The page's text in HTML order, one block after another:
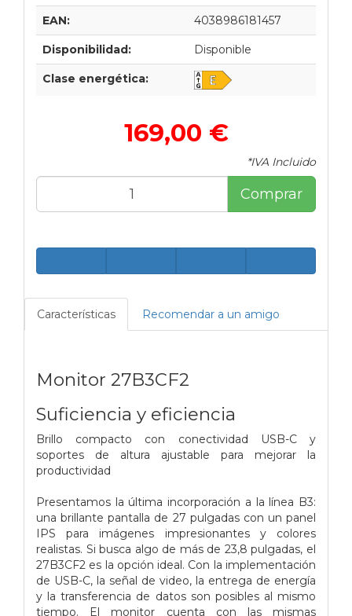
EAN: 4038986181457
Disponibilidad: Disponible
Clase energética:
169,00 €
*IVA Incluido
Comprar
Características Recomendar a un amigo
Monitor 27B3CF2
Suficiencia y eficiencia
Brillo compacto con conectividad USB-C y
soportes de altura ajustable para mejorar la
productividad
Presentamos la última incorporación a la línea B3:
una brillante pantalla de 27 pulgadas con un panel
IPS para imágenes impresionantes y colores
realistas. Si busca algo de más de 23,8 pulgadas, el
27B3CF2 es la opción ideal. Con la implementación
de USB-C, la señal de video, la entrega de energía
y la transferencia de datos son posibles al mismo
tiempo. El monitor cuenta con las mismas